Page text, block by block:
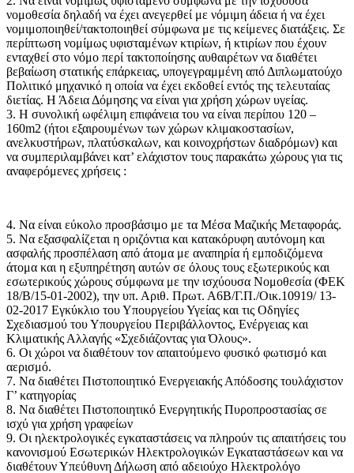
νομοθεσία δηλαδή να έχει ανεγερθεί με νόμιμη άδεια ή να έχει
νομιμοποιηθεί/τακτοποιηθεί σύμφωνα με τις κείμενες διατάξεις. Σε
περίπτωση νομίμως υφισταμένων κτιρίων, ή κτιρίων που έχουν
ενταχθεί στο νόμο περί τακτοποίησης αυθαιρέτων να διαθέτει
βεβαίωση στατικής επάρκειας, υπογεγραμμένη από Διπλωματούχο
Πολιτικό μηχανικό η οποία να έχει εκδοθεί εντός της τελευταίας
διετίας. Η Άδεια Δόμησης να είναι για χρήση χώρων υγείας.
3. Η συνολική ωφέλιμη επιφάνεια του να είναι περίπου 120 –
160m2 (ήτοι εξαιρουμένων των χώρων κλιμακοστασίων,
ανελκυστήρων, πλατύσκαλων, και κοινοχρήστων διαδρόμων) και
να συμπεριλαμβάνει κατ’ ελάχιστον τους παρακάτω χώρους για τις
αναφερόμενες χρήσεις :
4. Να είναι εύκολο προσβάσιμο με τα Μέσα Μαζικής Μεταφοράς.
5. Να εξασφαλίζεται η οριζόντια και κατακόρυφη αυτόνομη και
ασφαλής προσπέλαση από άτομα με αναπηρία ή εμποδιζόμενα
άτομα και η εξυπηρέτηση αυτών σε όλους τους εξωτερικούς και
εσωτερικούς χώρους σύμφωνα με την ισχύουσα Νομοθεσία (ΦΕΚ
18/Β/15-01-2002), την υπ. Αριθ. Πρωτ. Α6Β/Γ.Π./Οικ.10919/ 13-
02-2017 Εγκύκλιο του Υπουργείου Υγείας και τις Οδηγίες
Σχεδιασμού του Υπουργείου Περιβάλλοντος, Ενέργειας και
Κλιματικής Αλλαγής «Σχεδιάζοντας για Όλους».
6. Οι χώροι να διαθέτουν τον απαιτούμενο φυσικό φωτισμό και
αερισμό.
7. Να διαθέτει Πιστοποιητικό Ενεργειακής Απόδοσης τουλάχιστον
Γ’ κατηγορίας
8. Να διαθέτει Πιστοποιητικό Ενεργητικής Πυροπροστασίας σε
ισχύ για χρήση γραφείων
9. Οι ηλεκτρολογικές εγκαταστάσεις να πληρούν τις απαιτήσεις του
κανονισμού Εσωτερικών Ηλεκτρολογικών Εγκαταστάσεων και να
διαθέτουν Υπεύθυνη Δήλωση από αδειούχο Ηλεκτρολόγο